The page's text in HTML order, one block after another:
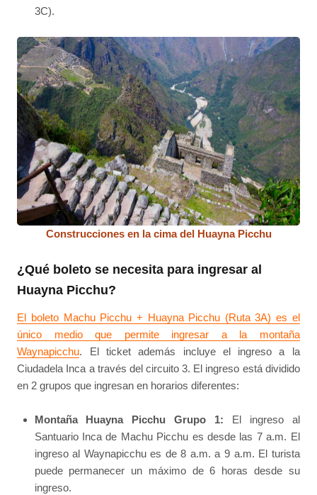
3C).
Construcciones en la cima del Huayna Picchu
¿Qué boleto se necesita para ingresar al
Huayna Picchu?
El boleto Machu Picchu + Huayna Picchu (Ruta 3A) es el
único medio que permite ingresar a la montaña
Waynapicchu. El ticket además incluye el ingreso a la
Ciudadela Inca a través del circuito 3. El ingreso está dividido
en 2 grupos que ingresan en horarios diferentes:
Montaña Huayna Picchu Grupo 1: El ingreso al
Santuario Inca de Machu Picchu es desde las 7 a.m. El
ingreso al Waynapicchu es de 8 a.m. a 9 a.m. El turista
puede permanecer un máximo de 6 horas desde su
ingreso.